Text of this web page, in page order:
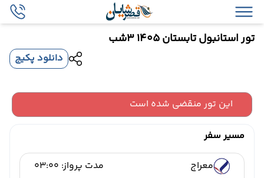
تور استانبول تابستان 1405 3شب
دانلود پکیج
این تور منقضی شده است
مسیر سفر
معراج مدت پرواز: 03:00